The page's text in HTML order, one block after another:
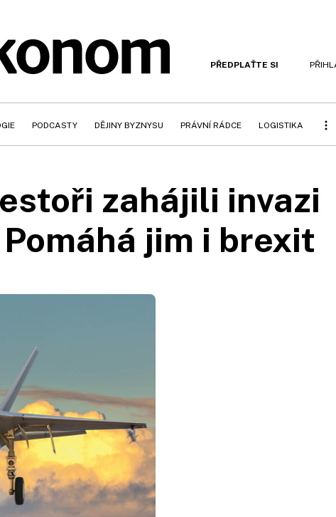
PŘEDPLAŤTE SI
PODCASTY DĚJINY BYZNYSU PRÁVNÍ RÁDCE LOGISTIKA
zahájili invazi
jim i brexit